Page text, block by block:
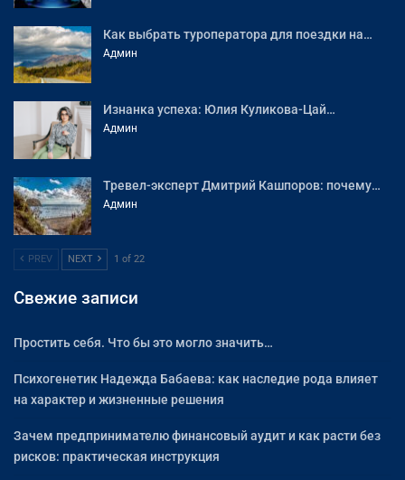
Как выбрать туроператора для поездки на…
Админ
Изнанка успеха: Юлия Куликова-Цай…
Админ
Тревел-эксперт Дмитрий Кашпоров: почему…
Админ
PREV NEXT 1 of 22
Свежие записи
Простить себя. Что бы это могло значить…
Психогенетик Надежда Бабаева: как наследие рода влияет
на характер и жизненные решения
Зачем предпринимателю финансовый аудит и как расти без
рисков: практическая инструкция